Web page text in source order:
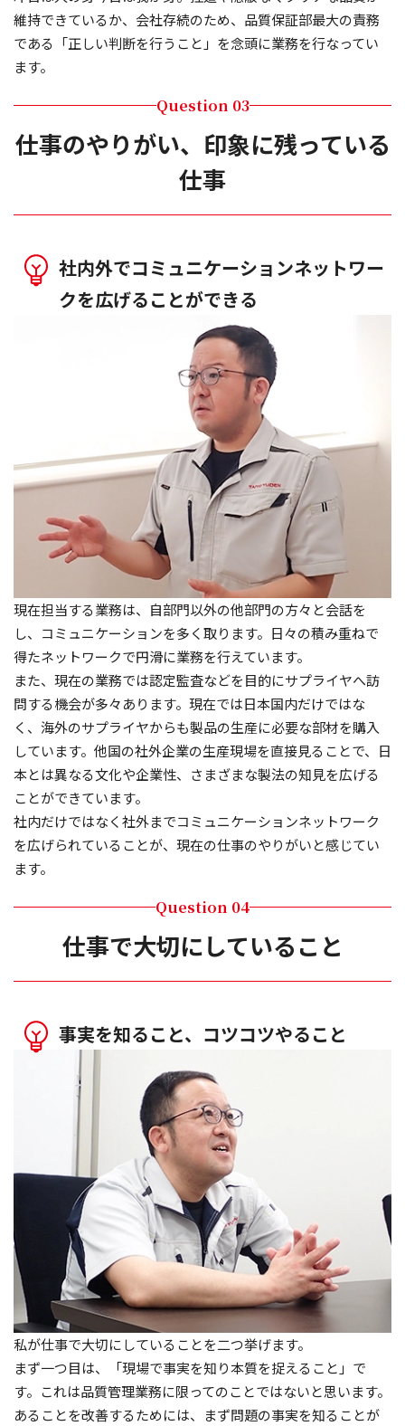
維持できているか、会社存続のため、品質保証部最大の責務
である「正しい判断を行うこと」を念頭に業務を行なってい
ます。
Question 03
仕事のやりがい、印象に残っている
仕事
社内外でコミュニケーションネットワー
クを広げることができる
現在担当する業務は、自部門以外の他部門の方々と会話を
し、コミュニケーションを多く取ります。日々の積み重ねで
得たネットワークで円滑に業務を行えています。
また、現在の業務では認定監査などを目的にサプライヤへ訪
問する機会が多々あります。現在では日本国内だけではな
く、海外のサプライヤからも製品の生産に必要な部材を購入
しています。他国の社外企業の生産現場を直接見ることで、日
本とは異なる文化や企業性、さまざまな製法の知見を広げる
ことができています。
社内だけではなく社外までコミュニケーションネットワーク
を広げられていることが、現在の仕事のやりがいと感じてい
ます。
Question 04
仕事で大切にしていること
事実を知ること、コツコツやること
私が仕事で大切にしていることを二つ挙げます。
まず一つ目は、「現場で事実を知り本質を捉えること」で
す。これは品質管理業務に限ってのことではないと思います。
あることを改善するためには、まず問題の事実を知ることが